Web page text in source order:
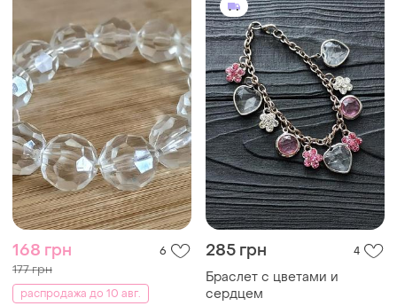
168 грн 6
177 грн
распродажа до 10 авг.
285 грн 4
Браслет с цветами и
сердцем